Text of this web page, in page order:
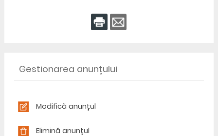
Gestionarea anunțului
Modifică anunțul
Elimină anunțul